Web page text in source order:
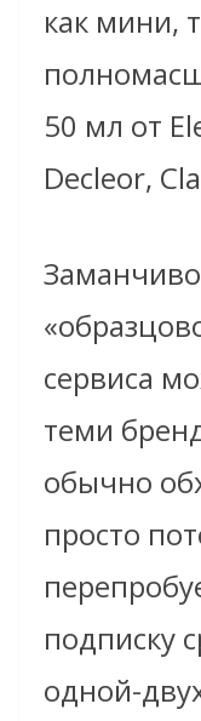
как мини,
50 мл от
Decleor,
сервиса
теми
обычно
просто
подписку
одной-